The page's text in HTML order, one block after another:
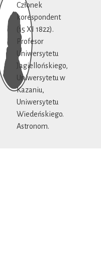
Członek
korespondent
(15 XI 1822).
Profesor
Uniwersytetu
Jagiellońskiego,
Uniwersytetu w
Kazaniu,
Uniwersytetu
Wiedeńskiego.
Astronom.